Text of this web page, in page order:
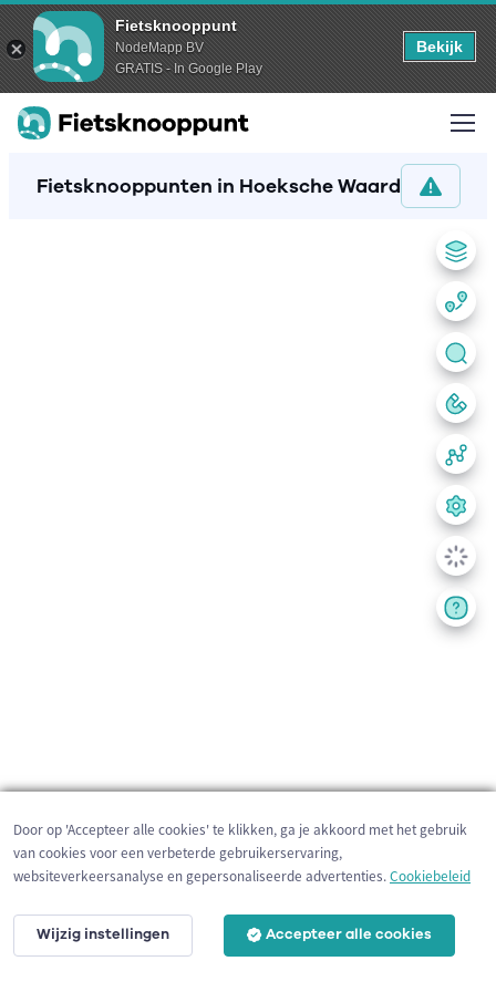
Fietsknooppunt
NodeMapp BV
GRATIS - In Google Play
Bekijk
Fietsknooppunten in Hoeksche Waard
5 km
Door op 'Accepteer alle cookies' te klikken, ga je akkoord met het gebruik
van cookies voor een verbeterde gebruikerservaring,
websiteverkeersanalyse en gepersonaliseerde advertenties.Cookiebeleid
Wijzig instellingen Accepteer alle cookies